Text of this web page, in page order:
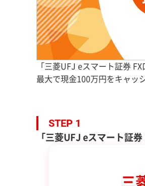
「三菱UFJ eスマート証券
最大で現金100万円をキャッ
STEP 1
「三菱UFJ eスマート証
三